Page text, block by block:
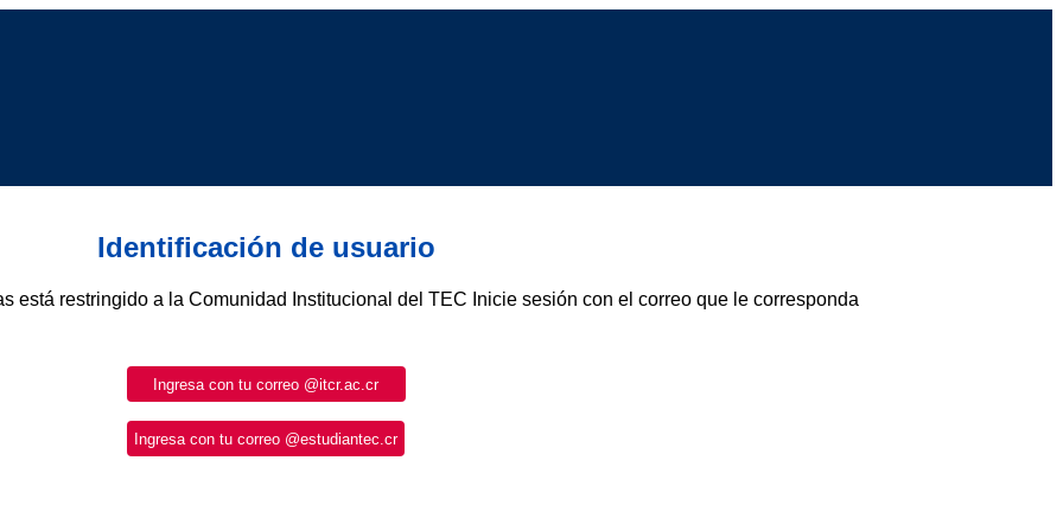
Identificación de usuario
está restringido a la Comunidad Institucional del TEC Inicie sesión con el correo que le corresponda